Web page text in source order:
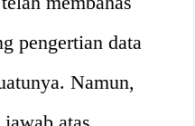
pengertian data
Namun,